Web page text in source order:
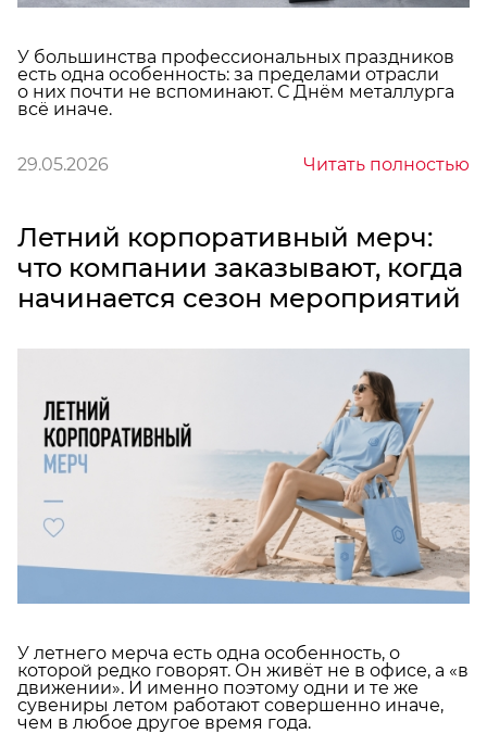
У большинства профессиональных праздников
есть одна особенность: за пределами отрасли
о них почти не вспоминают. С Днём металлурга
всё иначе.
29.05.2026 Читать полностью
Летний корпоративный мерч:
что компании заказывают, когда
начинается сезон мероприятий
У летнего мерча есть одна особенность, о
которой редко говорят. Он живёт не в офисе, а «в
движении». И именно поэтому одни и те же
сувениры летом работают совершенно иначе,
чем в любое другое время года.